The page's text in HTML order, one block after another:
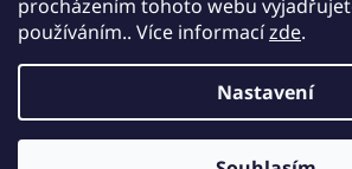
procházením tohoto webu
používáním.. Více informacízde.
Nastavení
Vytvořil Shoptet